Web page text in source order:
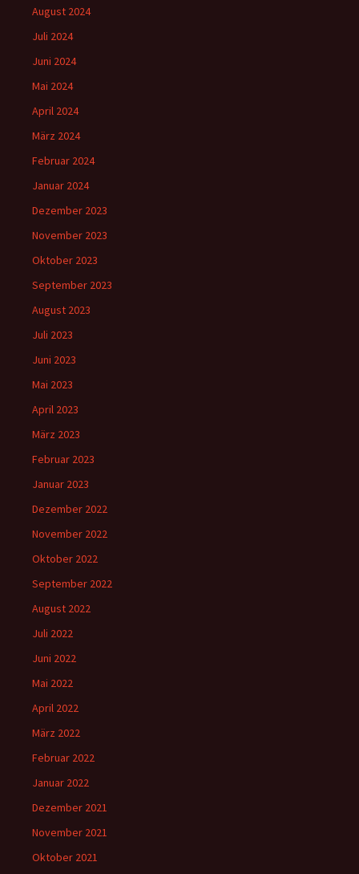
August 2024
Juli 2024
Juni 2024
Mai 2024
April 2024
März 2024
Februar 2024
Januar 2024
Dezember 2023
November 2023
Oktober 2023
September 2023
August 2023
Juli 2023
Juni 2023
Mai 2023
April 2023
März 2023
Februar 2023
Januar 2023
Dezember 2022
November 2022
Oktober 2022
September 2022
August 2022
Juli 2022
Juni 2022
Mai 2022
April 2022
März 2022
Februar 2022
Januar 2022
Dezember 2021
November 2021
Oktober 2021